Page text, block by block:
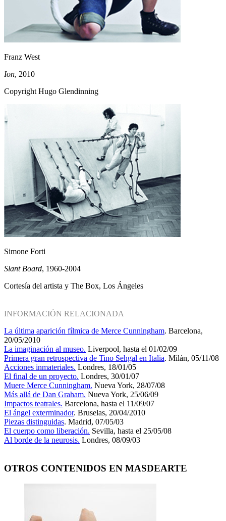
Franz West
Ion, 2010
Copyright Hugo Glendinning
Simone Forti
Slant Board, 1960-2004
Cortesía del artista y The Box, Los Ángeles
INFORMACIÓN RELACIONADA
La última aparición fílmica de Merce Cunningham. Barcelona,
20/05/2010
La imaginación al museo. Liverpool, hasta el 01/02/09
Primera gran retrospectiva de Tino Sehgal en Italia. Milán, 05/11/08
Acciones inmateriales. Londres, 18/01/05
El final de un proyecto. Londres, 30/01/07
Muere Merce Cunningham. Nueva York, 28/07/08
Más allá de Dan Graham. Nueva York, 25/06/09
Impactos teatrales. Barcelona, hasta el 11/09/07
El ángel exterminador. Bruselas, 20/04/2010
Piezas distinguidas. Madrid, 07/05/03
El cuerpo como liberación. Sevilla, hasta el 25/05/08
Al borde de la neurosis. Londres, 08/09/03
OTROS CONTENIDOS EN MASDEARTE